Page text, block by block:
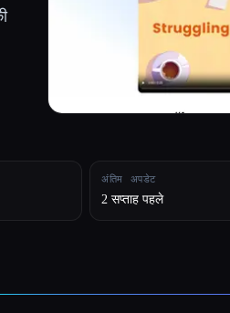
अंतिम अपडेट
2 सप्ताह पहले